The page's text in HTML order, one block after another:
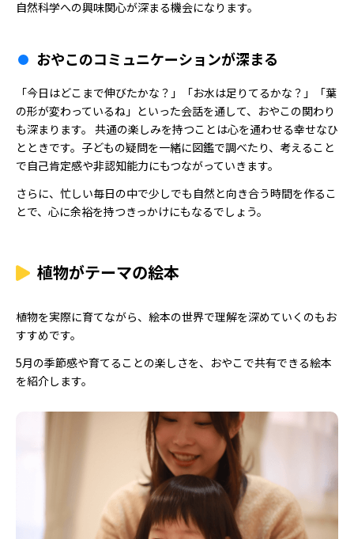
自然科学への興味関心が深まる機会になります。
おやこのコミュニケーションが深まる
「今日はどこまで伸びたかな？」「お水は足りてるかな？」「葉
の形が変わっているね」といった会話を通して、おやこの関わり
も深まります。 共通の楽しみを持つことは心を通わせる幸せなひ
とときです。子どもの疑問を一緒に図鑑で調べたり、考えること
で自己肯定感や非認知能力にもつながっていきます。
さらに、忙しい毎日の中で少しでも自然と向き合う時間を作るこ
とで、心に余裕を持つきっかけにもなるでしょう。
植物がテーマの絵本
植物を実際に育てながら、絵本の世界で理解を深めていくのもお
すすめです。
5月の季節感や育てることの楽しさを、おやこで共有できる絵本
を紹介します。